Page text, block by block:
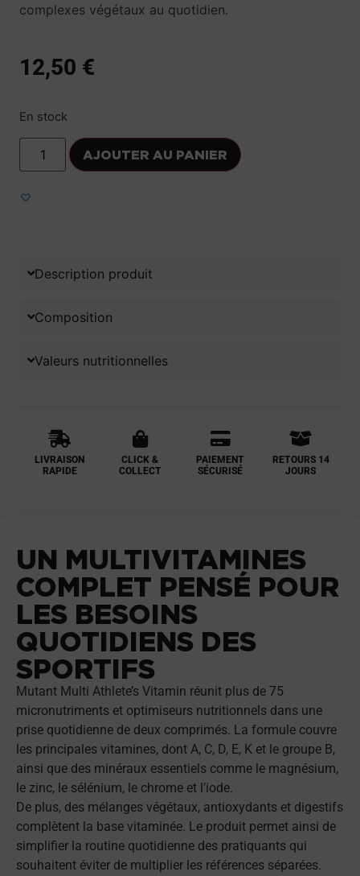
complexes végétaux au quotidien.
12,50 €
En stock
AJOUTER AU PANIER
Description produit
Composition
Valeurs nutritionnelles
LIVRAISON
RAPIDE
CLICK &
COLLECT
PAIEMENT
SÉCURISÉ
RETOURS 14
JOURS
UN MULTIVITAMINES
COMPLET PENSÉ POUR
LES BESOINS
QUOTIDIENS DES
SPORTIFS
Mutant Multi Athlete’s Vitamin réunit plus de 75
micronutriments et optimiseurs nutritionnels dans une
prise quotidienne de deux comprimés. La formule couvre
les principales vitamines, dont A, C, D, E, K et le groupe B,
ainsi que des minéraux essentiels comme le magnésium,
le zinc, le sélénium, le chrome et l’iode.
De plus, des mélanges végétaux, antioxydants et digestifs
complètent la base vitaminée. Le produit permet ainsi de
simplifier la routine quotidienne des pratiquants qui
souhaitent éviter de multiplier les références séparées.